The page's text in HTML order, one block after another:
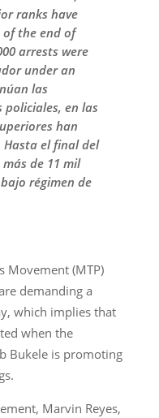
ranks have
of the end of
arrests were
under an
las
policiales, en las
han
el final del
de 11 mil
régimen de
Movement (MTP)
demanding a
which implies that
when the
Bukele is promoting
Marvin Reyes,